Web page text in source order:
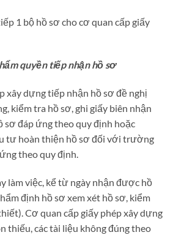
1 bộ hồ sơ cho cơ quan cấp giấy
quyền tiếp nhận hồ sơ
xây dựng tiếp nhận hồ sơ đề nghị
kiểm tra hồ sơ, ghi giấy biên nhận
đáp ứng theo quy định hoặc
tư hoàn thiện hồ sơ đối với trường
theo quy định.
làm việc, kể từ ngày nhận được hồ
định hồ sơ xem xét hồ sơ, kiểm
Cơ quan cấp giấy phép xây dựng
thiếu, các tài liệu không đúng theo